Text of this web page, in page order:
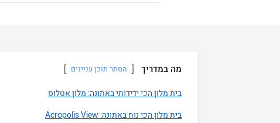
מה במדריך הסתר תוכן עניינים
בית מלון הכי ידידותי באתונה: מלון אטלוס
בית מלון הכי נוח באתונה: Acropolis View